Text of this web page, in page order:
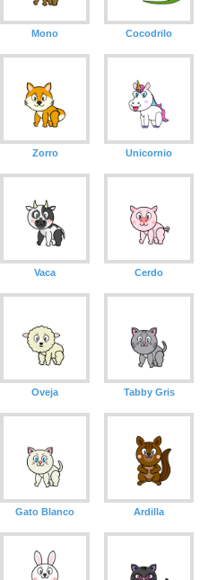
Mono Cocodrilo
Zorro Unicornio
Vaca Cerdo
Oveja Tabby Gris
Gato Blanco Ardilla